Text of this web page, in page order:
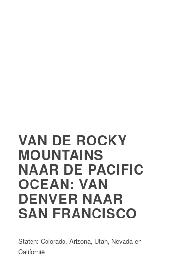
VAN DE ROCKY
MOUNTAINS
NAAR DE PACIFIC
OCEAN: VAN
DENVER NAAR
SAN FRANCISCO
Staten: Colorado, Arizona, Utah, Nevada en
Californië